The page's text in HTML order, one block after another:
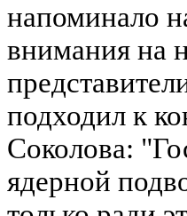
напоминало
внимания на
подходил к
Соколова:
ядерной